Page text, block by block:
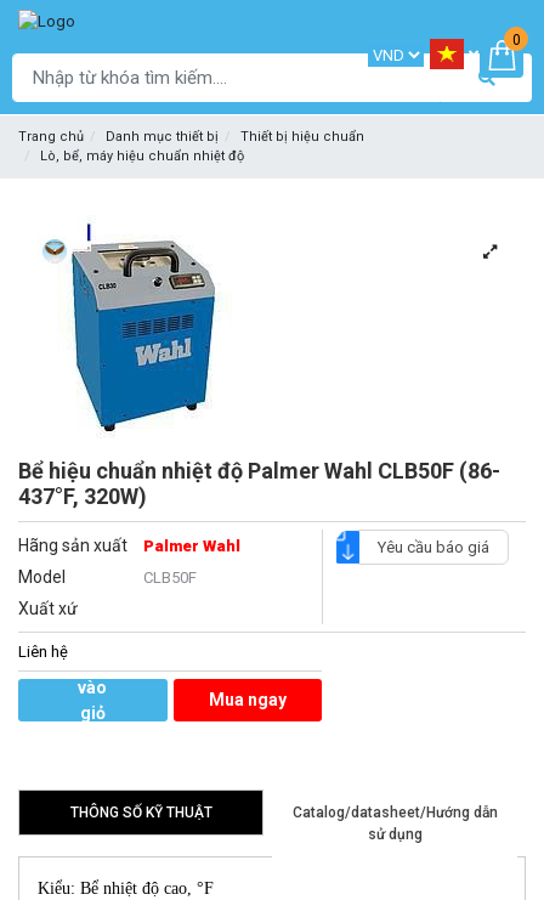
0
Trang chủ Danh mục thiết bị
Thiết bị hiệu chuẩn
Lò, bể, máy hiệu chuẩn nhiệt độ
Bể hiệu chuẩn nhiệt độ Palmer Wahl CLB50F (86-
437°F, 320W)
Hãng sản xuất Palmer Wahl
Model CLB50F
Xuất xứ
Yêu cầu báo giá
Liên hệ
vào
giỏ
Mua ngay
THÔNG SỐ KỸ THUẬT
Catalog/datasheet/Hướng dẫn
sử dụng
Kiểu: Bể nhiệt độ cao, °F